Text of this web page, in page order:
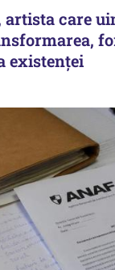
care
existenței